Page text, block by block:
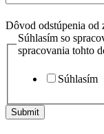
Dôvod odstúpenia od
Súhlasím so
spracovania tohto
Súhlasím
Submit